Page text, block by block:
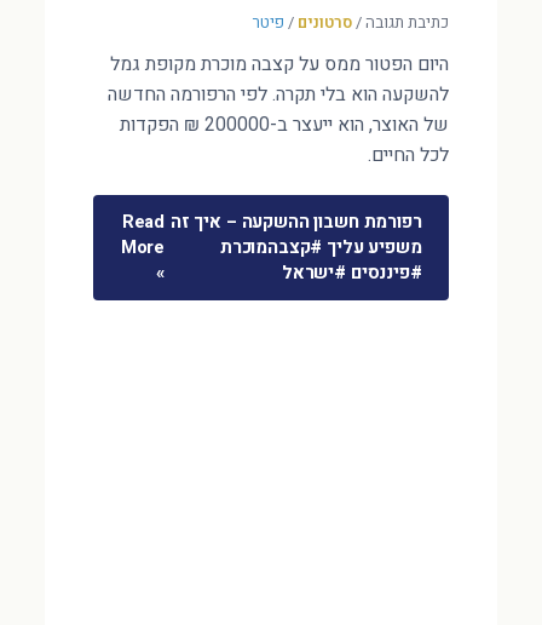
כתיבת תגובה/סרטונים / פיטר
היום הפטור ממס על קצבה מוכרת מקופת גמל
להשקעה הוא בלי תקרה. לפי הרפורמה החדשה
של האוצר, הוא ייעצר ב-200000 ₪ הפקדות
לכל החיים.
רפורמת חשבון ההשקעה – איך זה
משפיע עליך #קצבהמוכרת
#פיננסים #ישראל
Read
More
»